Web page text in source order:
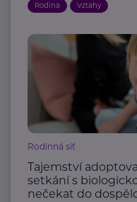
Rodina Vztahy
Rodinná síť
Tajemství
setkání s
nečekat do